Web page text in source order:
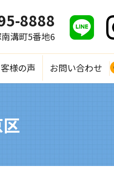
様の声 お問い合わせ
8888
溝町5番地6